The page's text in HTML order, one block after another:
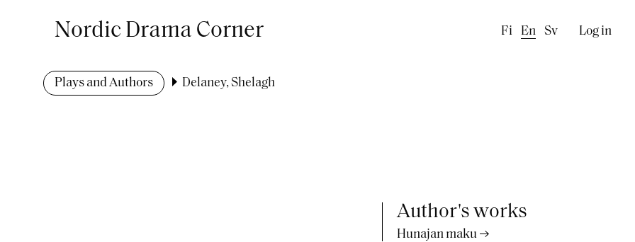
Nordic Drama Corner Fi En Sv Log in
Plays and Authors Delaney, Shelagh
Author's works
Hunajan maku